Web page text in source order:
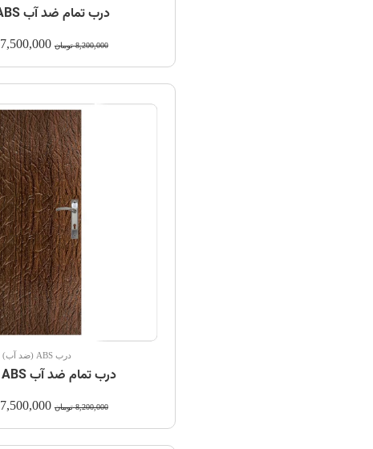
درب تمام ضد آب ABS زیتون
8,200,000 تومان 7,500,000
درب ABS (ضد آب)
درب تمام ضد آب ABS قهوه ای
8,200,000 تومان 7,500,000